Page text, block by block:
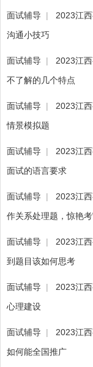
面试辅导 |
2023江
沟通小技巧
面试辅导 |
2023江
不了解的几个特点
面试辅导 |
2023江
情景模拟题
面试辅导 |
2023江
面试的语言要求
面试辅导 |
2023江
作关系处理题，惊艳
面试辅导 |
2023江
到题目该如何思考
面试辅导 |
2023江
心理建设
面试辅导 |
2023江
如何能全国推广